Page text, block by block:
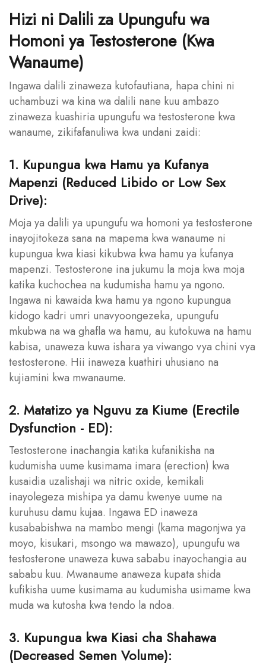
Hizi ni Dalili za Upungufu wa
Homoni ya Testosterone (Kwa
Wanaume)
Ingawa dalili zinaweza kutofautiana, hapa chini ni
uchambuzi wa kina wa dalili nane kuu ambazo
zinaweza kuashiria upungufu wa testosterone kwa
wanaume, zikifafanuliwa kwa undani zaidi:
1. Kupungua kwa Hamu ya Kufanya
Mapenzi (Reduced Libido or Low Sex
Drive):
Moja ya dalili ya upungufu wa homoni ya testosterone
inayojitokeza sana na mapema kwa wanaume ni
kupungua kwa kiasi kikubwa kwa hamu ya kufanya
mapenzi. Testosterone ina jukumu la moja kwa moja
katika kuchochea na kudumisha hamu ya ngono.
Ingawa ni kawaida kwa hamu ya ngono kupungua
kidogo kadri umri unavyoongezeka, upungufu
mkubwa na wa ghafla wa hamu, au kutokuwa na hamu
kabisa, unaweza kuwa ishara ya viwango vya chini vya
testosterone. Hii inaweza kuathiri uhusiano na
kujiamini kwa mwanaume.
2. Matatizo ya Nguvu za Kiume (Erectile
Dysfunction - ED):
Testosterone inachangia katika kufanikisha na
kudumisha uume kusimama imara (erection) kwa
kusaidia uzalishaji wa nitric oxide, kemikali
inayolegeza mishipa ya damu kwenye uume na
kuruhusu damu kujaa. Ingawa ED inaweza
kusababishwa na mambo mengi (kama magonjwa ya
moyo, kisukari, msongo wa mawazo), upungufu wa
testosterone unaweza kuwa sababu inayochangia au
sababu kuu. Mwanaume anaweza kupata shida
kufikisha uume kusimama au kudumisha usimame kwa
muda wa kutosha kwa tendo la ndoa.
3. Kupungua kwa Kiasi cha Shahawa
(Decreased Semen Volume):